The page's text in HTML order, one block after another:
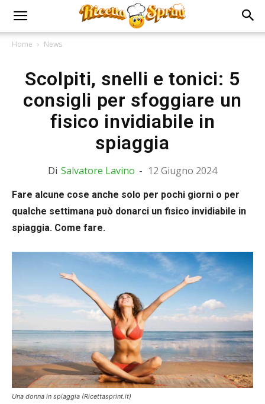
Home News
Scolpiti, snelli e tonici: 5
consigli per sfoggiare un
fisico invidiabile in
spiaggia
Di Salvatore Lavino - 12 Giugno 2024
Fare alcune cose anche solo per pochi giorni o per
qualche settimana può donarci un fisico invidiabile in
spiaggia. Come fare.
Una donna in spiaggia (Ricettasprint.it)